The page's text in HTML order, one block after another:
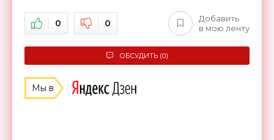
0 0
Добавить
в мою ленту
ОБСУДИТЬ (0)
Мы в